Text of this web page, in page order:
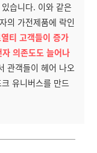
습니다. 이와 같은
의 가전제품에 락인
티 고객들이 증가
의존도도 늘어나
관객들이 헤어 나오
유니버스를 만드